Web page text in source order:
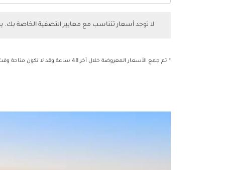
لا توجد أسعار تتناسب مع معايير التصفية الخاصة
* تم جمع الأسعار المعروضة خلال آخر 48 ساعة وقد لا تكون متاحة وقت الحجز.